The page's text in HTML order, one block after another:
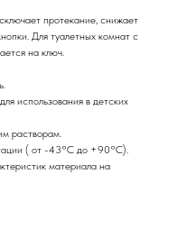
протекание, снижает
Для туалетных комнат с
на ключ.
использования в детских
растворам.
( от -43°С до +90°С).
материала на